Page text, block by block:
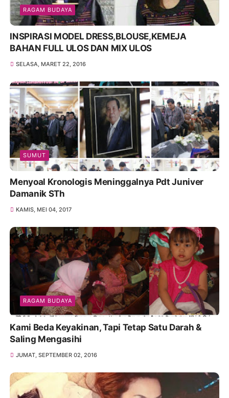
RAGAM BUDAYA
INSPIRASI MODEL DRESS,BLOUSE,KEMEJA
BAHAN FULL ULOS DAN MIX ULOS
SELASA, MARET 22, 2016
SUMUT
Menyoal Kronologis Meninggalnya Pdt Juniver
Damanik STh
KAMIS, MEI 04, 2017
RAGAM BUDAYA
Kami Beda Keyakinan, Tapi Tetap Satu Darah &
Saling Mengasihi
JUMAT, SEPTEMBER 02, 2016